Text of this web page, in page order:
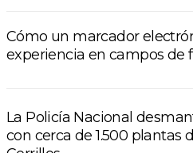
Cómo un marcador
experiencia en campos de
La Policía Nacional
con cerca de 1.500 plantas